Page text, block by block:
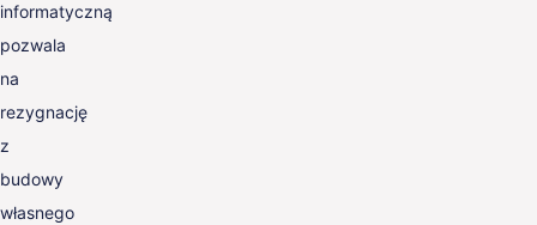
informatyczną
pozwala
na
rezygnację
z
budowy
własnego